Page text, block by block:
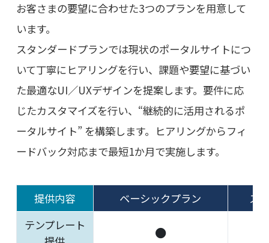
お客さまの要望に合わせた3つのプランを用意して
います。
スタンダードプランでは現状のポータルサイトにつ
いて丁寧にヒアリングを行い、課題や要望に基づい
た最適なUI／UXデザインを提案します。要件に応
じたカスタマイズを行い、“継続的に活用されるポ
ータルサイト” を構築します。ヒアリングからフィ
ードバック対応まで最短1か月で実施します。
提供内容 ベーシックプラン
ス
テンプレート